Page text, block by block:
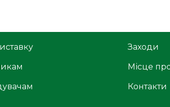
Заходи
Місце
Контакти